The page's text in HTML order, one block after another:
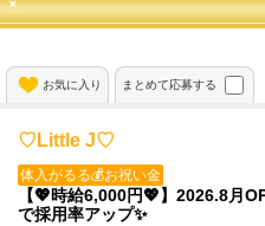
お気に入り まとめて応募する
♡Little J♡
体入がるる💰お祝い金
【💖時給6,000円💖】2026.8月
で採用率アップ✨